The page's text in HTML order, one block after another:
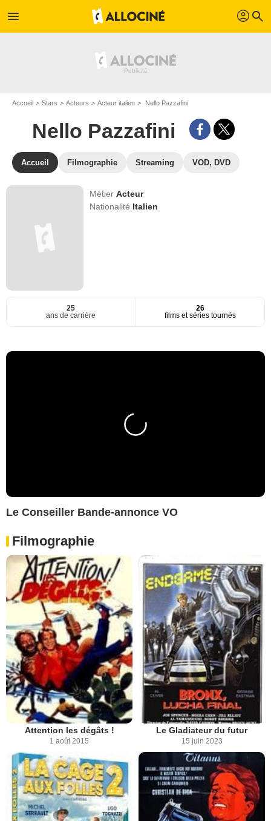
menu profil search
Accueil Stars Acteurs Acteur italien Nello Pazzafini
Nello Pazzafini
Accueil Filmographie Streaming VOD, DVD
MétierActeur
Nationalité Italien
25
ans de carrière
26
films et séries tournés
Le Conseiller Bande-annonce VO
Filmographie
Attention les dégâts !
1 août 2015
Le Gladiateur du futur
15 juin 2023